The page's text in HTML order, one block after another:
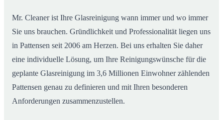
Mr. Cleaner ist Ihre Glasreinigung wann immer und wo immer
Sie uns brauchen. Gründlichkeit und Professionalität liegen uns
in Pattensen seit 2006 am Herzen. Bei uns erhalten Sie daher
eine individuelle Lösung, um Ihre Reinigungswünsche für die
geplante Glasreinigung im 3,6 Millionen Einwohner zählenden
Pattensen genau zu definieren und mit Ihren besonderen
Anforderungen zusammenzustellen.